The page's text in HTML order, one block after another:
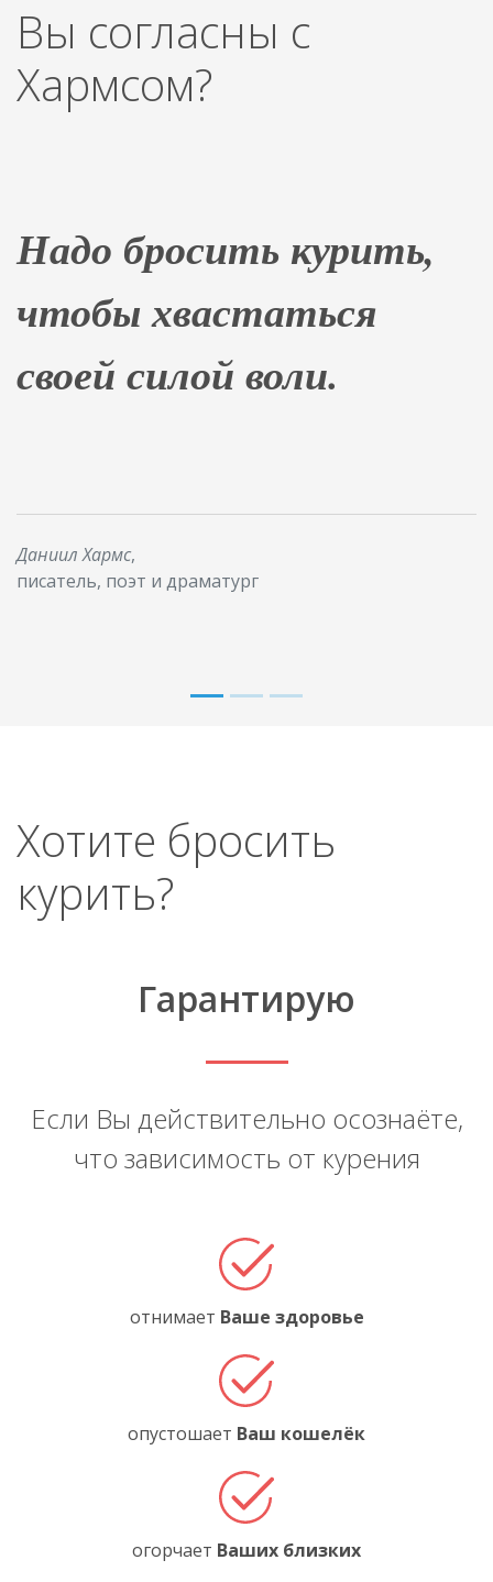
Вы согласны с
Хармсом?
Надо бросить курить,
чтобы хвастаться
своей силой воли.
Даниил Хармс,
писатель, поэт и драматург
Хотите бросить
курить?
Гарантирую
Если Вы действительно осознаёте,
что зависимость от курения
отнимает Ваше здоровье
опустошает Ваш кошелёк
огорчает Ваших близких